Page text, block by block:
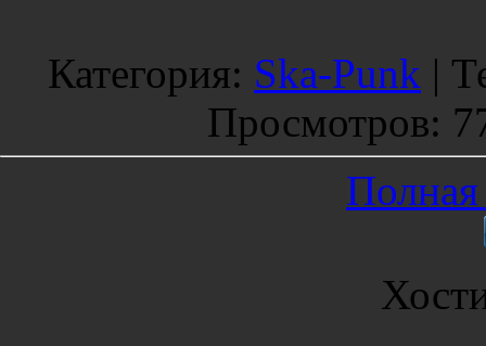
Категория: Ska-Punk |
Просмотров:
Полная